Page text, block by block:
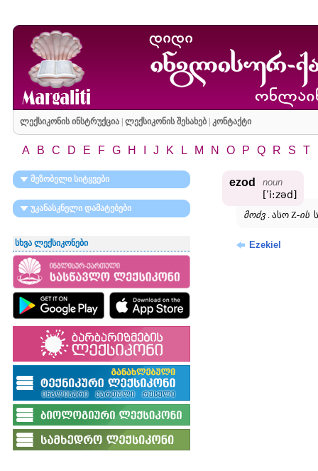
ლექსიკონის ინსტრუქცია| ლექსიკონის შესახებ| კონტაქტი
A B C D E F G H J K L M N O P Q R S T
მეზობელი სიტყვები
უკანასკნელი დამატებები
სხვა ლექსიკონები
ezod noun
[ʹi:zəd]
მოძვ . ასო Z-ის
Ezekiel